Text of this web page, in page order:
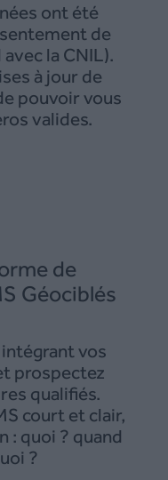
ont été
de
la CNIL).
à jour de
pouvoir vous
valides.
de
Géociblés
vos
prospectez
qualifiés.
court et clair,
: quoi ? quand
?